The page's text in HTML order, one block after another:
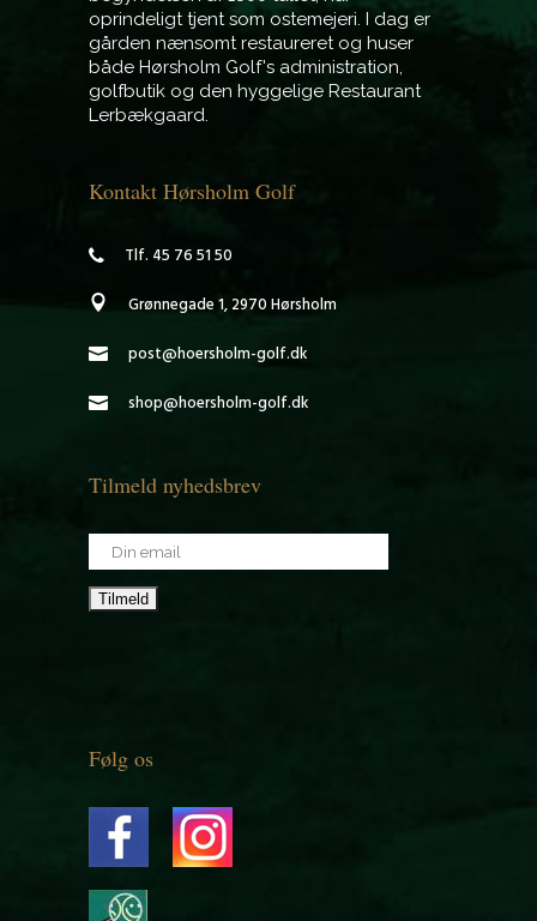
oprindeligt tjent som ostemejeri. I dag er
gården nænsomt restaureret og huser
både Hørsholm Golf's administration,
golfbutik og den hyggelige Restaurant
Lerbækgaard.
Kontakt Hørsholm Golf
Tlf. 45 76 51 50
Grønnegade 1, 2970 Hørsholm
post@hoersholm-golf.dk
shop@hoersholm-golf.dk
Tilmeld nyhedsbrev
Følg os